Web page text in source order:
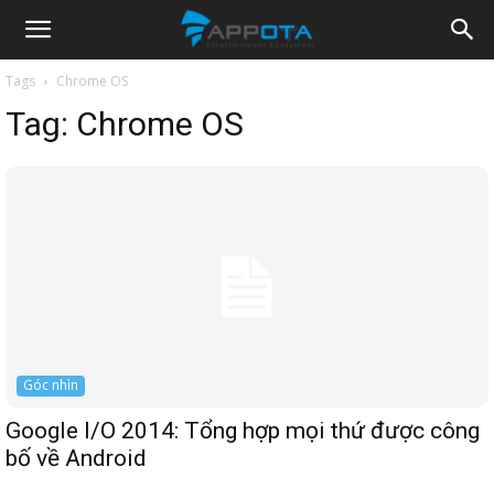
Appota
News
Tags Chrome OS
Tag: Chrome OS
Góc nhìn
Google I/O 2014: Tổng hợp mọi thứ được công
bố về Android